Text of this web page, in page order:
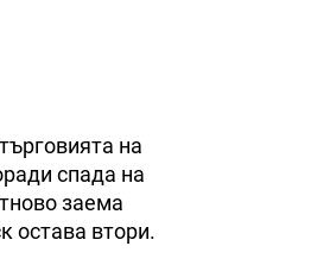
на
спада на
заема
остава втори.